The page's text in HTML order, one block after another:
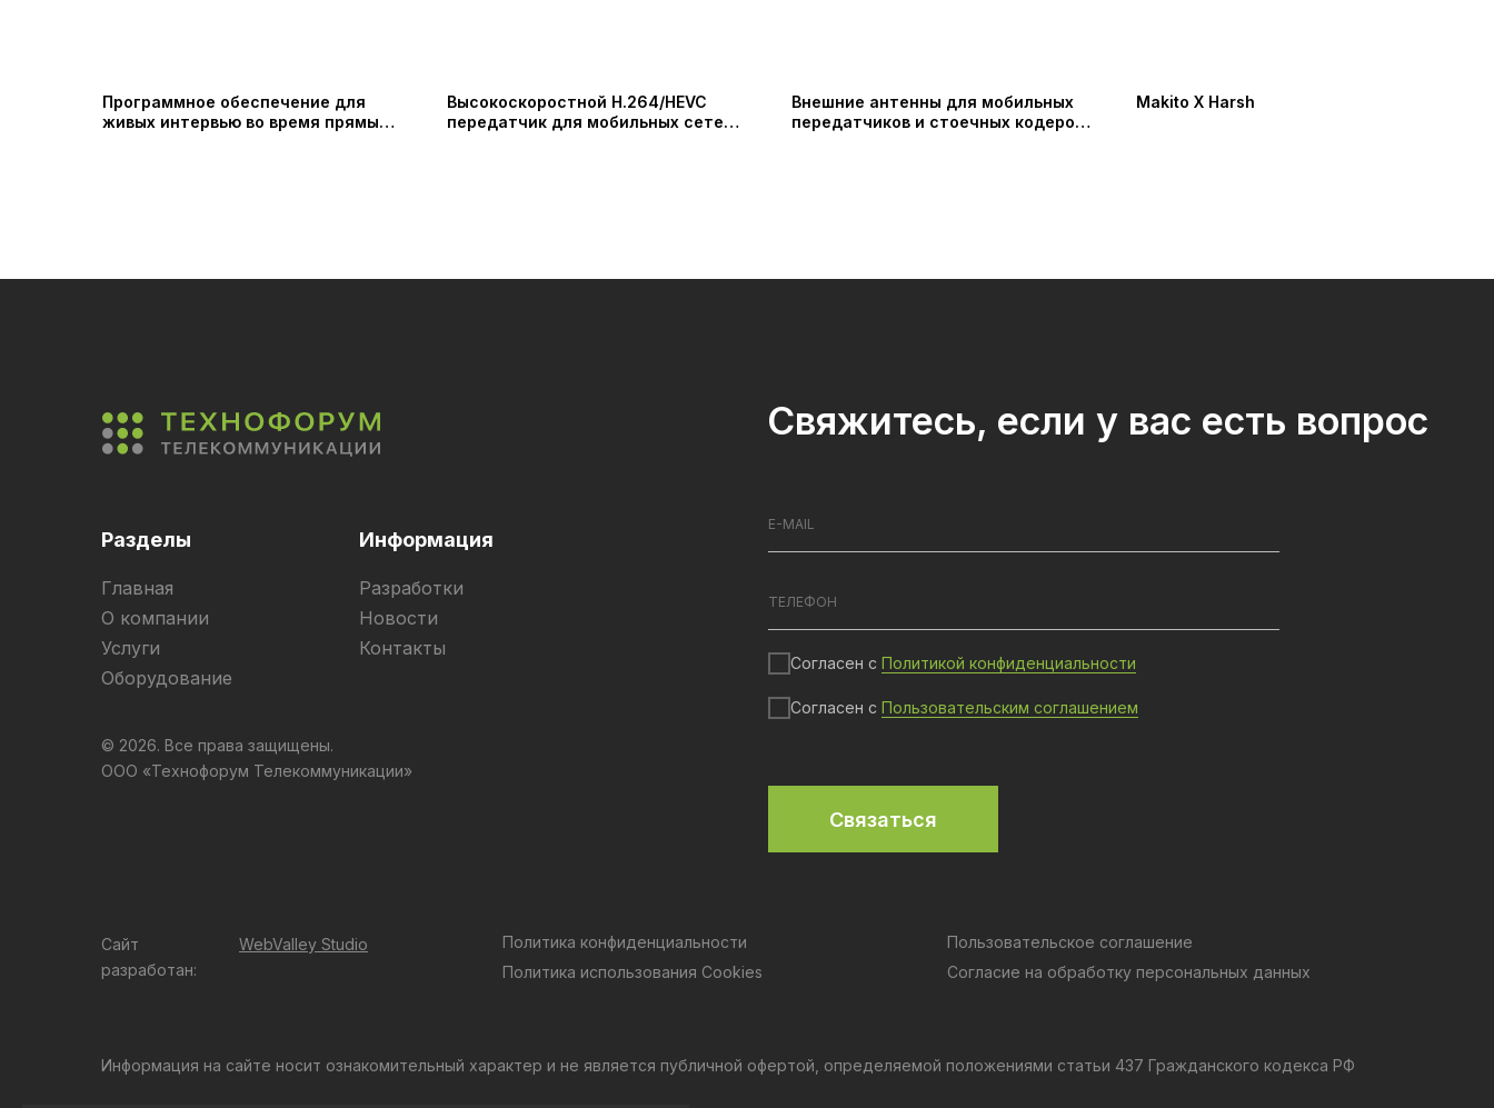
Программное обеспечение для
живых интервью во время прямых
Высокоскоростной H.264/HEVC
передатчик для мобильных сетей
Внешние антенны для мобильных
передатчиков и стоечных кодеров
Makito X Harsh
Разделы Информация
Главная
О компании
Услуги
Оборудование
Разработки
Новости
Контакты
Информация на сайте носит ознакомительный характер и не является публичной офертой, определяемой положениями статьи 437 Гражданского кодекса РФ
Политика использования Cookies Согласие на обработку персональных данных
Пользовательское соглашение
Политика конфиденциальности
© 2026. Все права защищены.
ООО «Технофорум Телекоммуникации»
Сайт
разработан:
Согласен с Политикой конфиденциальности
Согласен с Пользовательским соглашением
Связаться
Свяжитесь, если у вас есть вопрос
WebValley Studio